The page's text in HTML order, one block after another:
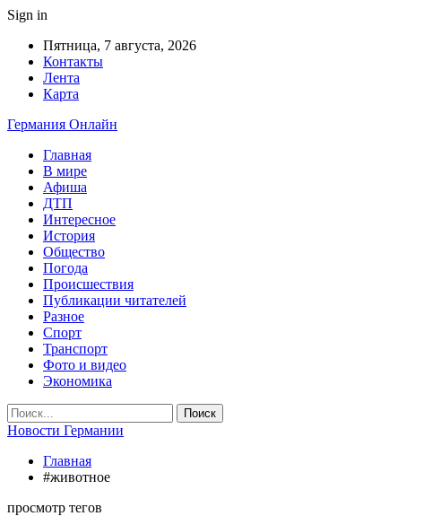
Sign in
Пятница, 7 августа, 2026
Контакты
Лента
Карта
Германия Онлайн
Главная
В мире
Афиша
ДТП
Интересное
История
Общество
Погода
Происшествия
Публикации читателей
Разное
Спорт
Транспорт
Фото и видео
Экономика
Новости Германии
Главная
#животное
просмотр тегов